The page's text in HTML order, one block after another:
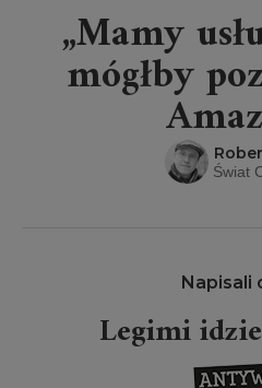
„Mamy
mógłby
Świat
Napisali
Legimi